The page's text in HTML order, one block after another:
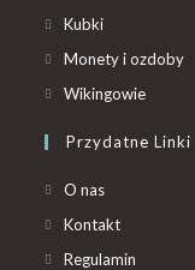
Kubki
Monety i ozdoby
Wikingowie
Przydatne Linki
O nas
Kontakt
Regulamin